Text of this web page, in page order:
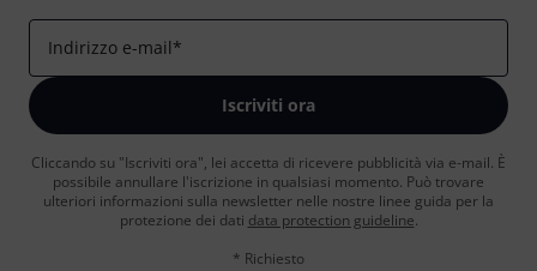
Indirizzo e-mail*
Iscriviti ora
Cliccando su "Iscriviti ora", lei accetta di ricevere pubblicità via e-mail. È
possibile annullare l'iscrizione in qualsiasi momento. Può trovare
ulteriori informazioni sulla newsletter nelle nostre linee guida per la
protezione dei dati data protection guideline.
* Richiesto